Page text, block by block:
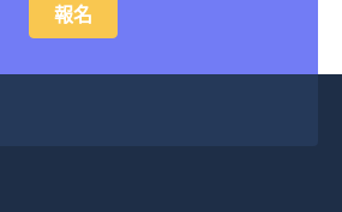
報名